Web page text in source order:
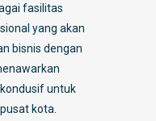
fasilitas
yang akan
bisnis dengan
untuk
kota.